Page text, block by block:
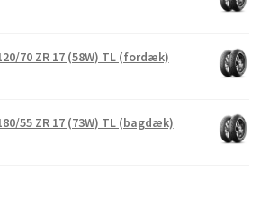
70 ZR 17 (58W) TL (fordæk)
55 ZR 17 (73W) TL (bagdæk)